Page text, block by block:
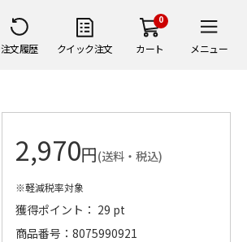
注文履歴 クイック注文
0
カート メニュー
2,970円(送料・税込)
※軽減税率対象
獲得ポイント： 29 pt
商品番号
8075990921